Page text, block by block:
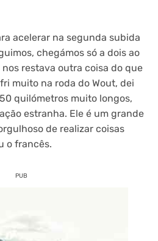
acelerar na segunda subida
chegámos só a dois ao
restava outra coisa do que
muito na roda do Wout, dei
quilómetros muito longos,
estranha. Ele é um grande
de realizar coisas
o francês.
PUB